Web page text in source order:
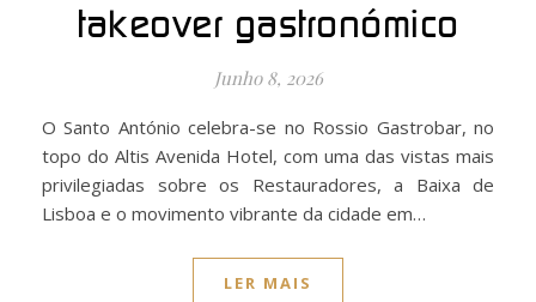
takeover gastronómico
Junho 8, 2026
O Santo António celebra-se no Rossio Gastrobar, no
topo do Altis Avenida Hotel, com uma das vistas mais
privilegiadas sobre os Restauradores, a Baixa de
Lisboa e o movimento vibrante da cidade em…
LER MAIS